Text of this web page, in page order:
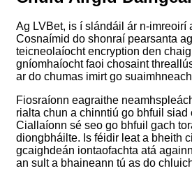
Ag LVBet, is í slándáil ár n-imreoirí
Cosnaímid do shonraí pearsanta
teicneolaíocht encryption den
gníomhaíocht faoi chosaint
ar do chumas imirt go
Fiosraíonn eagraithe
rialta chun a chinntiú go bhfuil siad
Ciallaíonn sé seo go bhfuil gach
diongbháilte. Is féidir leat a bheith
gcaighdeán iontaofachta atá
an sult a bhaineann tú as do